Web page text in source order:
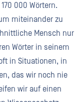
000 Wörtern.
miteinander zu
Mensch nur
Wörter in seinem
in Situationen, in
das wir noch nie
wir auf einen